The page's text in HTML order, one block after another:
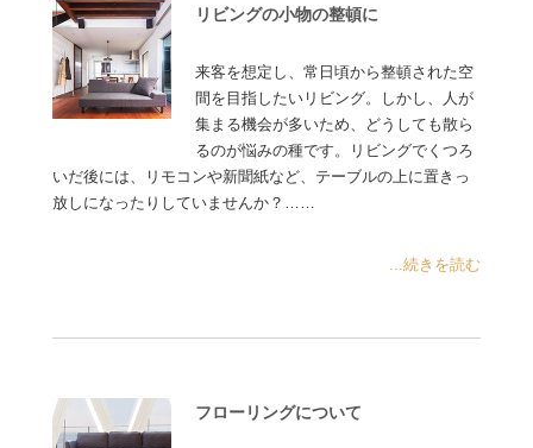
リビングの小物の整頓に
来客を想定し、常日頃から整頓された空
間を目指したいリビング。しかし、人が
集まる機会が多いため、どうしても散ら
るのが悩みの種です。リビングでくつろ
いだ後には、リモコンや新聞紙など、テーブルの上に置きっ
放しになったりしていませんか？……
...続きを読む
フローリングについて